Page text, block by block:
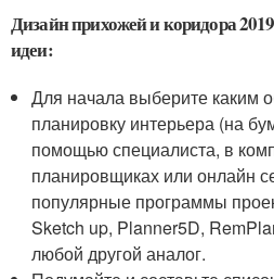
Дизайн прихожей и коридора
идеи:
Для начала выберите каким
планировку интерьера (на
помощью специалиста, в
планировщиках или онлайн
популярные программы
Sketch up, Planner5D,
любой другой аналог.